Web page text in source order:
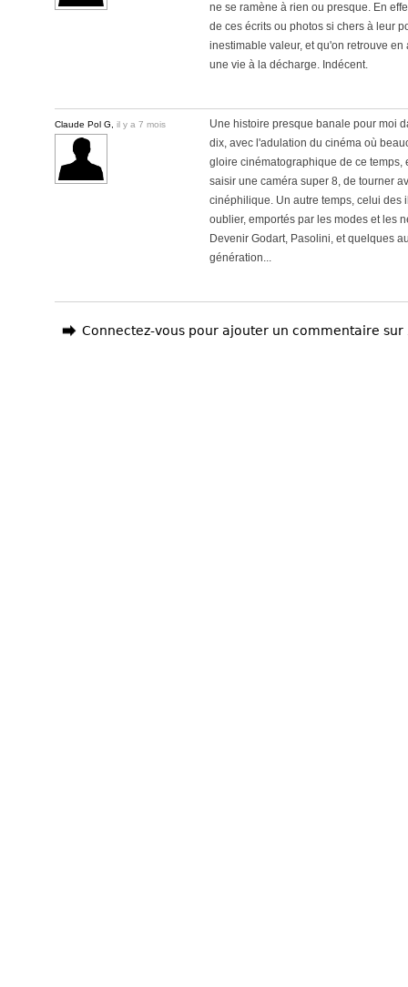
ne se ramène à rien ou presque. En
de ces écrits ou photos si chers à leur
inestimable valeur, et qu'on retrouve
une vie à la décharge. Indécent.
Claude Pol G, il y a 7 mois
Une histoire presque banale pour moi
dix, avec l'adulation du cinéma où
gloire cinématographique de ce temps,
saisir une caméra super 8, de tourner
cinéphilique. Un autre temps, celui des
oublier, emportés par les modes et les
Devenir Godart, Pasolini, et quelques
génération...
Connectez-vous pour ajouter un commentaire sur